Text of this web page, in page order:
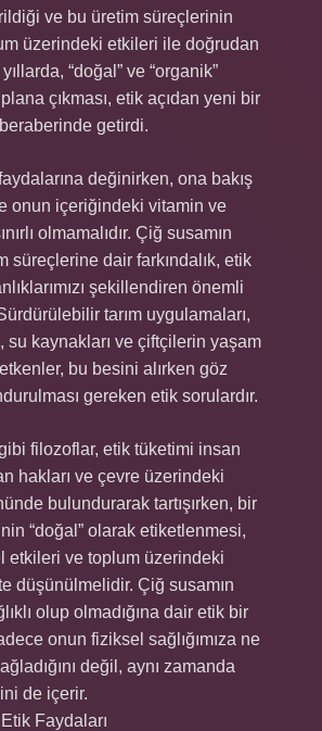
ve bu üretim süreçlerinin
üzerindeki etkileri ile doğrudan
“doğal” ve “organik”
çıkması, etik açıdan yeni bir
beraberinde getirdi.
değinirken, ona bakış
onun içeriğindeki vitamin ve
olmamalıdır. Çiğ susamın
süreçlerine dair farkındalık, etik
şekillendiren önemli
tarım uygulamaları,
su kaynakları ve çiftçilerin yaşam
bu besini alırken göz
gereken etik sorulardır.
filozoflar, etik tüketimi insan
hakları ve çevre üzerindeki
bulundurarak tartışırken, bir
“doğal” olarak etiketlenmesi,
etkileri ve toplum üzerindeki
düşünülmelidir. Çiğ susamın
olup olmadığına dair etik bir
onun fiziksel sağlığımıza ne
değil, aynı zamanda
de içerir.
Faydaları